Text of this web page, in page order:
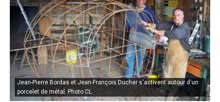
Jean-Pierre Bordas et Jean-François Ducher s'activent autour d'un
porcelet de métal. Photo CL